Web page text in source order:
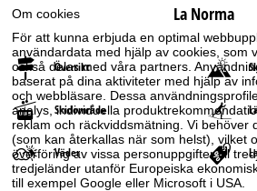
Om cookies
För att kunna erbjuda en optimal
användardata med hjälp av cookies, som
också delar med våra partners.
baserat på dina aktiviteter med hjälp av
och webbläsare. Dessa
analys, individuella
reklam och räckviddsmätning. Vi behöver
(som kan återkallas när som helst), vilket
överföring av vissa personuppgifter till
tredjeländer utanför Europeiska
till exempel Google eller Microsoft i USA.
La Norma
Översikt
Skidområde
Väder